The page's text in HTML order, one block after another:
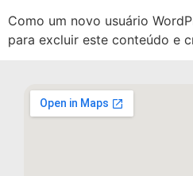
Como um novo usuário
para excluir este conteúdo e